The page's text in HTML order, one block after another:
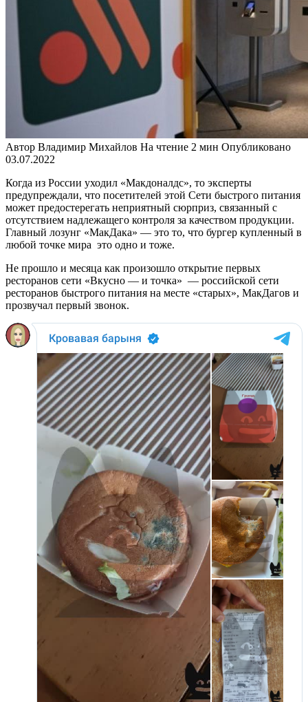
Автор Владимир Михайлов На чтение 2 мин Опубликовано
03.07.2022
Когда из России уходил «Макдоналдс», то эксперты
предупреждали, что посетителей этой Сети быстрого питания
может предостерегать неприятный сюрприз, связанный с
отсутствием надлежащего контроля за качеством продукции.
Главный лозунг «МакДака» — это то, что бургер купленный в
любой точке мира это одно и тоже.
Не прошло и месяца как произошло открытие первых
ресторанов сети «Вкусно — и точка» — российской сети
ресторанов быстрого питания на месте «старых», МакДагов и
прозвучал первый звонок.